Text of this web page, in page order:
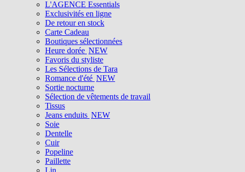
L'AGENCE Essentials
Exclusivités en ligne
De retour en stock
Carte Cadeau
Boutiques sélectionnées
Heure dorée NEW
Favoris du styliste
Les Sélections de Tara
Romance d'été NEW
Sortie nocturne
Sélection de vêtements de travail
Tissus
Jeans enduits NEW
Soie
Dentelle
Cuir
Popeline
Paillette
Lin